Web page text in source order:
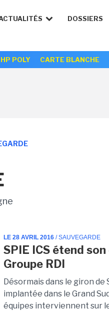
DOSSIERS
HP POLY CARTE BLANCHE
LE 28 AVRIL 2016 / SAUVEGARDE
SPIE ICS étend
Groupe RDI
Désormais dans le giron de
implantée dans le Grand
équipes interviennent sur